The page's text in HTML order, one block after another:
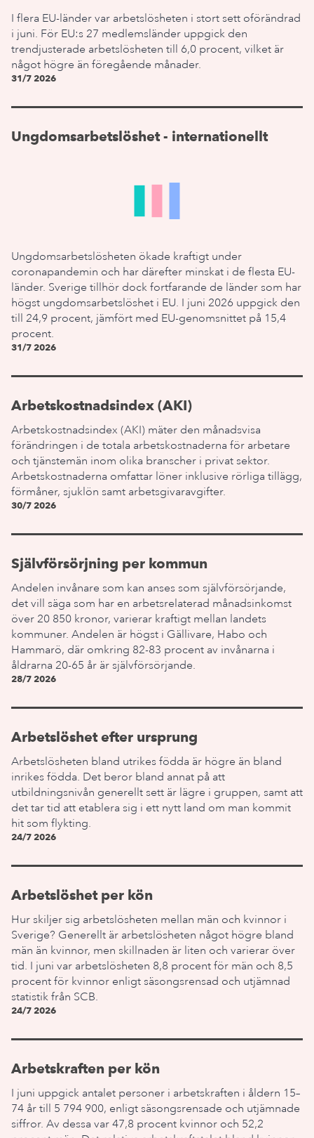
I flera EU-länder var arbetslösheten i stort sett oförändrad
i juni. För EU:s 27 medlemsländer uppgick den
trendjusterade arbetslösheten till 6,0 procent, vilket är
något högre än föregående månader.
31/7 2026
Ungdomsarbetslöshet - internationellt
Ungdomsarbetslösheten ökade kraftigt under
coronapandemin och har därefter minskat i de flesta EU-
länder. Sverige tillhör dock fortfarande de länder som har
högst ungdomsarbetslöshet i EU. I juni 2026 uppgick den
till 24,9 procent, jämfört med EU-genomsnittet på 15,4
procent.
31/7 2026
Arbetskostnadsindex (AKI)
Arbetskostnadsindex (AKI) mäter den månadsvisa
förändringen i de totala arbetskostnaderna för arbetare
och tjänstemän inom olika branscher i privat sektor.
Arbetskostnaderna omfattar löner inklusive rörliga tillägg,
förmåner, sjuklön samt arbetsgivaravgifter.
30/7 2026
Självförsörjning per kommun
Andelen invånare som kan anses som självförsörjande,
det vill säga som har en arbetsrelaterad månadsinkomst
över 20 850 kronor, varierar kraftigt mellan landets
kommuner. Andelen är högst i Gällivare, Habo och
Hammarö, där omkring 82-83 procent av invånarna i
åldrarna 20-65 år är självförsörjande.
28/7 2026
Arbetslöshet efter ursprung
Arbetslösheten bland utrikes födda är högre än bland
inrikes födda. Det beror bland annat på att
utbildningsnivån generellt sett är lägre i gruppen, samt att
det tar tid att etablera sig i ett nytt land om man kommit
hit som flykting.
24/7 2026
Arbetslöshet per kön
Hur skiljer sig arbetslösheten mellan män och kvinnor i
Sverige? Generellt är arbetslösheten något högre bland
män än kvinnor, men skillnaden är liten och varierar över
tid. I juni var arbetslösheten 8,8 procent för män och 8,5
procent för kvinnor enligt säsongsrensad och utjämnad
statistik från SCB.
24/7 2026
Arbetskraften per kön
I juni uppgick antalet personer i arbetskraften i åldern 15–
74 år till 5 794 900, enligt säsongsrensade och utjämnade
siffror. Av dessa var 47,8 procent kvinnor och 52,2